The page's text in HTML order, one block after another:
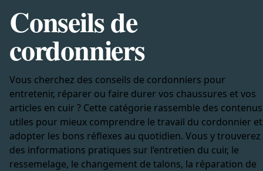
Conseils de
cordonniers
Vous cherchez des conseils de cordonniers pour
entretenir, réparer ou faire durer vos chaussures et vos
articles en cuir ? Cette catégorie rassemble des contenus
utiles pour mieux comprendre le travail du cordonnier et
adopter les bons réflexes au quotidien. Vous y trouverez
des informations pratiques sur l’entretien du cuir, le
ressemelage, le changement de talons, la réparation de